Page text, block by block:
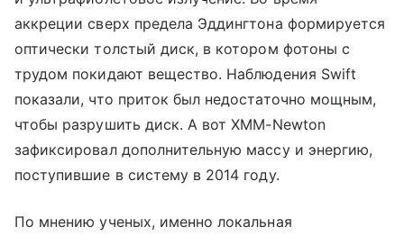
аккреции сверх предела Эддингтона формируется
оптически толстый диск, в котором фотоны с
трудом покидают вещество. Наблюдения Swift
показали, что приток был недостаточно мощным,
чтобы разрушить диск. А вот XMM-Newton
зафиксировал дополнительную массу и энергию,
поступившие в систему в 2014 году.
По мнению ученых, именно локальная